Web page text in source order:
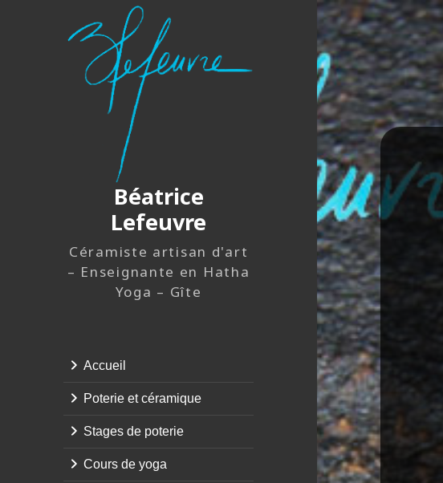
Béatrice
Lefeuvre
Céramiste artisan d'art
– Enseignante en Hatha
Yoga – Gîte
Accueil
Poterie et céramique
Stages de poterie
Cours de yoga